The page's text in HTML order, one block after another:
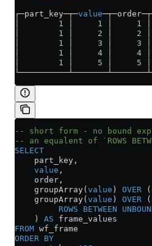
┌─part_key─┬─value
1 1 1
1 2 2
1 3 3
1 4 4
1 5 5
-- short form - no bound
-- an equalent of `ROWS
SELECT
    part_key,
    value
,
    order,
    groupArray(
value ) OVER (
    groupArray(
value ) OVER (
         ROWS
BETWEEN
    )
AS frame_values
FROM wf_frame
ORDER BY